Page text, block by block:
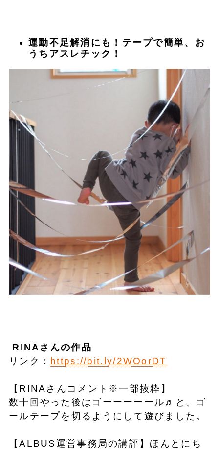
運動不足解消にも！テープで簡単、お
うちアスレチック！
RINAさんの作品
リンク：
https://bit.ly/2WOorDT
【RINAさんコメント※一部抜粋】
数十回やった後はゴーーーーール♬と、ゴ
ールテープを切るようにして遊びました。
【ALBUS運営事務局の講評】ほんとにち